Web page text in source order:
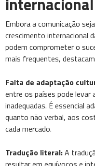
Embora a comunicação
crescimento internacional
podem comprometer o
mais frequentes,
Falta de adaptação
entre os países pode levar
inadequadas. É essencial
quanto não verbal, aos
cada mercado.
Tradução literal:A